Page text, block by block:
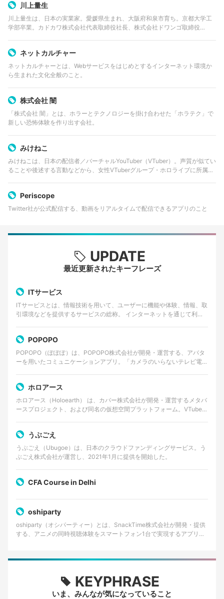
川上量生
川上量生は、日本の実業家。愛媛県生まれ、大阪府和泉市育ち。京都大学工
学部卒業。カドカワ株式会社代表取締役社長、株式会社ドワンゴ取締役
ネットカルチャー
ネットカルチャーとは、Webサービスをはじめとするインターネット環境か
ら生まれた文化全般のこと。
株式会社 闇
「株式会社 闇」とは、ホラーとテクノロジーを掛け合わせた「ホラテク」で
新しい恐怖体験を作り出す会社。
みけねこ
みけねこは、日本の配信者／バーチャルYouTuber（VTuber）。声質が似てい
ることや後述する言動などから、女性VTuberグループ・ホロライブに所属し
Periscope
Twitter社が公式配信する、動画をリアルタイムで配信できるアプリのこと
UPDATE
最近更新されたキーフレーズ
ITサービス
ITサービスとは、情報技術を用いて、ユーザーに機能や体験、情報、取
引環境などを提供するサービスの総称。 インターネットを通じて利用
POPOPO
POPOPO（ぽぽぽ）は、POPOPO株式会社が開発・運営する、アバタ
ーを用いたコミュニケーションアプリ。「カメラのいらないテレビ電
ホロアース
ホロアース（Holoearth） は、カバー株式会社が開発・運営するメタバ
ースプロジェクト、および同名の仮想空間プラットフォーム。VTuber
うぶごえ
うぶごえ（Ubugoe）は、日本のクラウドファンディングサービス。う
ぶごえ株式会社が運営し、2021年1月に提供を開始した。
CFA Course in Delhi
oshiparty
oshiparty（オシパーティー）とは、SnackTime株式会社が開発・提供
する、アニメの同時視聴体験をスマートフォン1台で実現するアプリケ
KEYPHRASE
いま、みんなが気になっていること